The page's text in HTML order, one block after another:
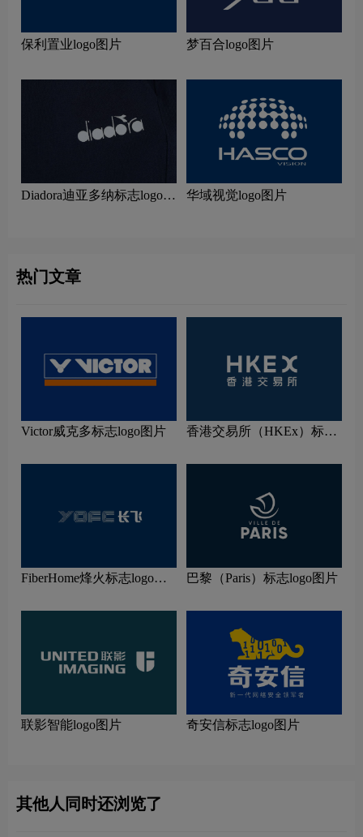
保利置业logo图片 梦百合logo图片
Diadora迪亚多纳标志logo图
华域视觉logo图片
热门文章
Victor威克多标志logo图片
香港交易所（HKEx）标志
FiberHome烽火标志logo图
巴黎（Paris）标志logo图片
联影智能logo图片 奇安信标志logo图片
其他人同时还浏览了